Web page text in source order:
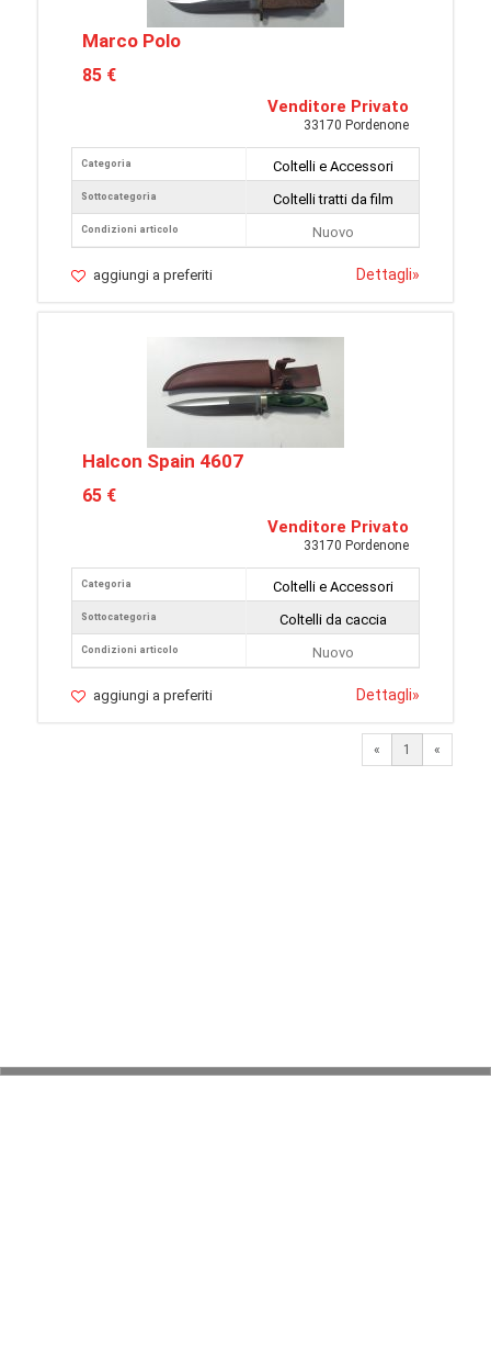
Marco Polo
85 €
Venditore Privato
33170 Pordenone
Categoria
Sottocategoria
Condizioni articolo
Coltelli e Accessori
Coltelli tratti da film
Nuovo
aggiungi a preferiti Dettagli»
Halcon Spain 4607
65 €
Venditore Privato
33170 Pordenone
Categoria
Sottocategoria
Condizioni articolo
Coltelli e Accessori
Coltelli da caccia
Nuovo
aggiungi a preferiti Dettagli»
« 1 «